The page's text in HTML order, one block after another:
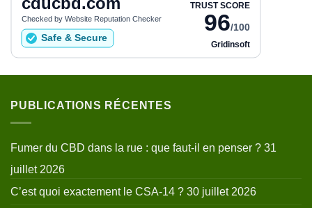
PUBLICATIONS RÉCENTES
Fumer du CBD dans la rue : que faut-il en penser ? 31
juillet 2026
C’est quoi exactement le CSA-14 ? 30 juillet 2026